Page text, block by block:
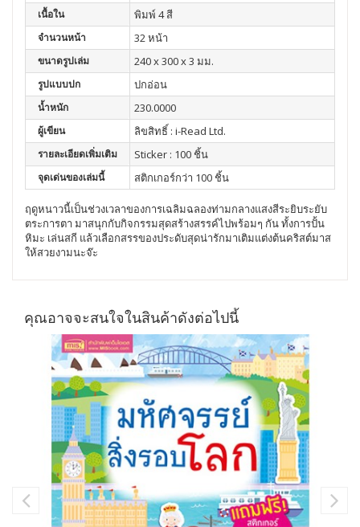
เนื้อใน พิมพ์ 4 สี
จำนวนหน้า 32 หน้า
ขนาดรูปเล่ม 240 x 300 x 3 มม.
รูปแบบปก ปกอ่อน
น้ำหนัก 230.0000
ผู้เขียน ลิขสิทธิ์ : i-Read Ltd.
รายละเอียดเพิ่มเติม Sticker : 100 ชิ้น
จุดเด่นของเล่มนี้ สติกเกอร์กว่า 100 ชิ้น
ฤดูหนาวนี้เป็นช่วงเวลาของการเฉลิมฉลองท่ามกลางแสงสีระยิบระยับ
ตระการตา มาสนุกกับกิจกรรมสุดสร้างสรรค์ไปพร้อมๆ กัน ทั้งการปั้น
หิมะ เล่นสกี แล้วเลือกสรรของประดับสุดน่ารักมาเติมแต่งต้นคริสต์มาส
ให้สวยงามนะจ๊ะ
คุณอาจจะสนใจในสินค้าดังต่อไปนี้